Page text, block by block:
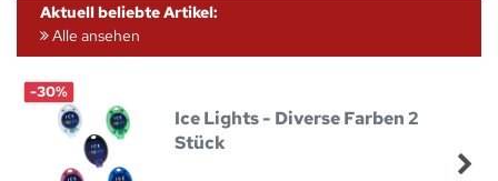
Aktuell beliebte Artikel:
Alle ansehen
-30%
Ice Lights - Diverse Farben 2
Stück